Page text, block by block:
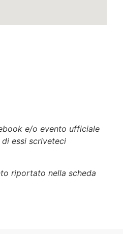
e/o evento ufficiale
essi scriveteci
riportato nella scheda